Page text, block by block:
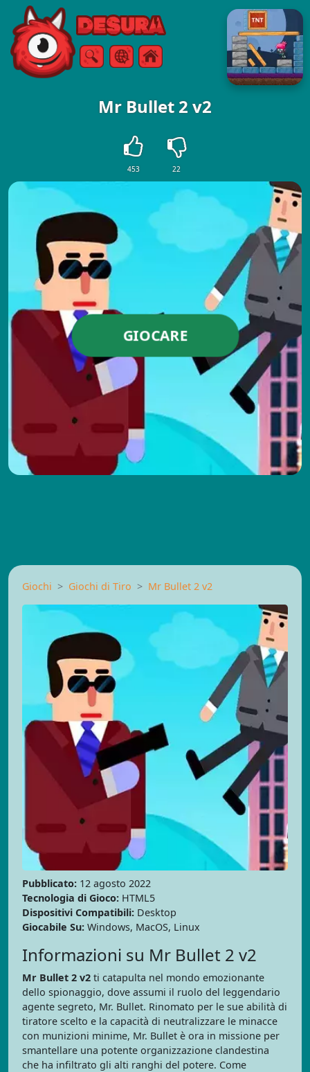
Free Online Games
RicercaMenù
Mr Bullet 2 v2
453 22
GIOCARE
Giochi Giochi di Tiro Mr Bullet 2 v2
Pubblicato: 12 agosto 2022
Tecnologia di Gioco: HTML5
Dispositivi Compatibili: Desktop
Giocabile Su: Windows, MacOS, Linux
Informazioni su Mr Bullet 2 v2
Mr Bullet 2 v2 ti catapulta nel mondo emozionante
dello spionaggio, dove assumi il ruolo del leggendario
agente segreto, Mr. Bullet. Rinomato per le sue abilità di
tiratore scelto e la capacità di neutralizzare le minacce
con munizioni minime, Mr. Bullet è ora in missione per
smantellare una potente organizzazione clandestina
che ha infiltrato gli alti ranghi del potere. Come